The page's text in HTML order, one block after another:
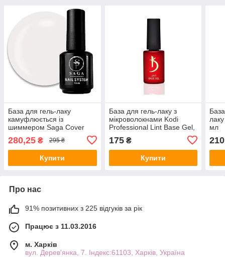
База для гель-лаку
камуфлюється із
шиммером Saga Сover
280,25 ₴ 295 ₴
Купити
База для гель-лаку з
мікроволокнами Kodi
Professional Lint Base Gel,
175₴
Купити
мл
210
Про нас
91% позитивних з 225 відгуків за рік
Працює з 11.03.2016
м. Харків
вул. Дерев'янка, 7. Індекс:61103, Харків, Україна